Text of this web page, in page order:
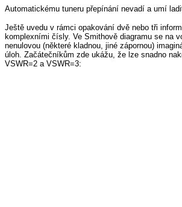
Automatickému tuneru přepínání nevadí a umí
Ještě uvedu v rámci opakování dvě nebo tři
komplexními čísly. Ve Smithově diagramu se na
nenulovou (některé kladnou, jiné zápornou)
úloh. Začátečníkům zde ukážu, že lze snadno
VSWR=2 a VSWR=3: